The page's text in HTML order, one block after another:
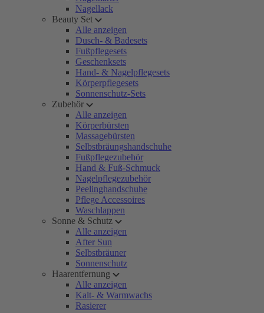
Nagellack
Beauty Set
Alle anzeigen
Dusch- & Badesets
Fußpflegesets
Geschenksets
Hand- & Nagelpflegesets
Körperpflegesets
Sonnenschutz-Sets
Zubehör
Alle anzeigen
Körperbürsten
Massagebürsten
Selbstbräungshandschuhe
Fußpflegezubehör
Hand & Fuß-Schmuck
Nagelpflegezubehör
Peelinghandschuhe
Pflege Accessoires
Waschlappen
Sonne & Schutz
Alle anzeigen
After Sun
Selbstbräuner
Sonnenschutz
Haarentfernung
Alle anzeigen
Kalt- & Warmwachs
Rasierer